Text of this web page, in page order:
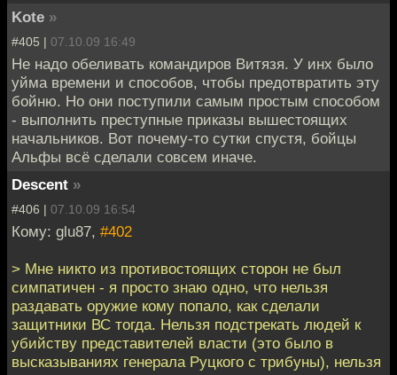
Kote »
#405 | 07.10.09 16:49
Не надо обеливать командиров Витязя. У инх было
уйма времени и способов, чтобы предотвратить эту
бойню. Но они поступили самым простым способом
- выполнить преступные приказы вышестоящих
начальников. Вот почему-то сутки спустя, бойцы
Альфы всё сделали совсем иначе.
Descent »
#406 | 07.10.09 16:54
Кому: glu87, #402
> Мне никто из противостоящих сторон не был
симпатичен - я просто знаю одно, что нельзя
раздавать оружие кому попало, как сделали
защитники ВС тогда. Нельзя подстрекать людей к
убийству представителей власти (это было в
высказываниях генерала Руцкого с трибуны), нельзя